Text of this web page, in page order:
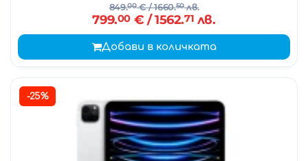
849.00€/ 1660.50лв.
799.00€ / 1562.71 лв.
Добави в количката
-25%